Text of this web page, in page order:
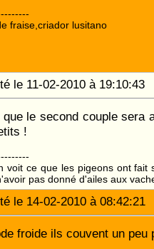
fraise,criador lusitano
le 11-02-2010 à
que le second couple sera
!
voit ce que les pigeons ont fait
pas donné d'ailes aux
le 14-02-2010 à
froide ils couvent un peu